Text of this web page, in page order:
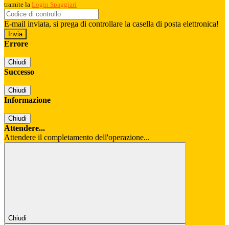
tramite la Login Spaggiari
E-mail inviata, si prega di controllare la casella di posta elettronica!
Errore
Chiudi
Successo
Chiudi
Informazione
Chiudi
Attendere...
Attendere il completamento dell'operazione...
Chiudi